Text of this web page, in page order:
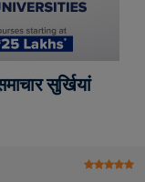
सुर्खियां